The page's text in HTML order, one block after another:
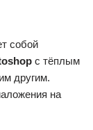
собой
с тёплым
другим.
на